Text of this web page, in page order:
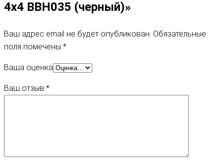
4х4 BBH035 (черный)»
Ваш адрес email не будет опубликован. Обязательные
поля помечены *
Ваша оценка
Ваш отзыв *